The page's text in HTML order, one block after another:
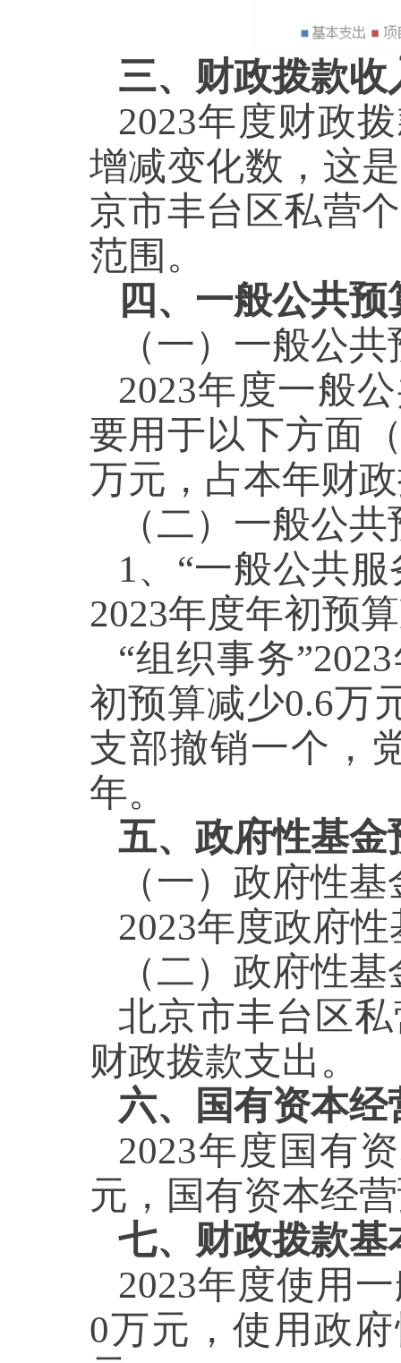
三、财政拨款收
2023年度财政
增减变化数，这
京市丰台区私营
范围。
四、一般公共
（一）一般公
2023年度一般
要用于以下方面
万元，占本年财
（二）一般公
1、 “一般公共
2023年度年初预算
“组织事务
初预算减少0.6万
支部撤销一个，
年。
五、政府性基
（一）政府性
2023年度政府
（二） 政府性基
北京市丰台区
财政拨款支出 。
六、国有资本经
2023年度国有
元，国有资本经
七、财政拨款
2023年度使用
0万元，使用政